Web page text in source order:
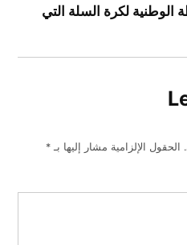
الوطنية لكرة السلة التي
الحقول الإلزامية مشار إليها بـ*